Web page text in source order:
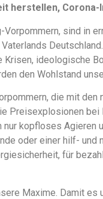
herstellen, Corona-
sind in
ideologische
den Wohlstand
die mit
Preisexplosionen
nur kopfloses
oder einer hilf- und
für
Maxime. Damit es